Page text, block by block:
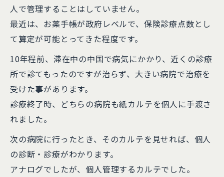
人で管理することはしていません。
最近は、お薬手帳が政府レベルで、保険診療点数とし
て算定が可能とってきた程度です。
10年程前、滞在中の中国で病気にかかり、近くの診療
所で診てもったのですが治らず、大きい病院で治療を
受けた事があります。
診療終了時、どちらの病院も紙カルテを個人に手渡さ
れました。
次の病院に行ったとき、そのカルテを見せれば、個人
の診断・診療がわかります。
アナログでしたが、個人管理するカルテでした。